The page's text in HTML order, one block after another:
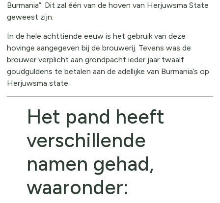
Burmania”. Dit zal één van de hoven van Herjuwsma State
geweest zijn.
In de hele achttiende eeuw is het gebruik van deze
hovinge aangegeven bij de brouwerij. Tevens was de
brouwer verplicht aan grondpacht ieder jaar twaalf
goudguldens te betalen aan de adellijke van Burmania’s op
Herjuwsma state.
Het pand heeft
verschillende
namen gehad,
waaronder: